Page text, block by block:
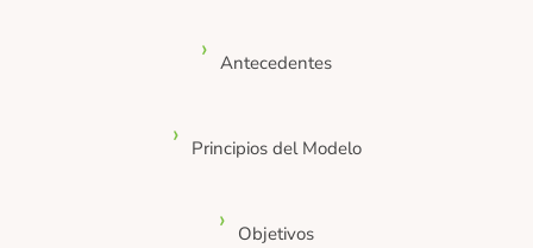
Antecedentes
Principios del Modelo
Objetivos